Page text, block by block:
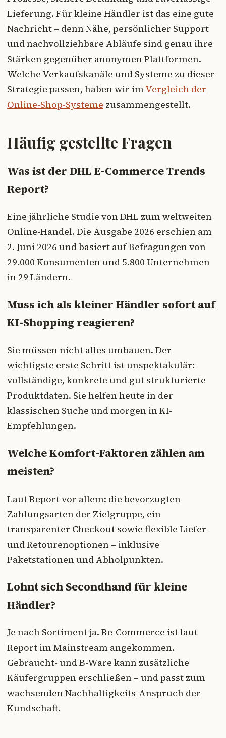
Lieferung. Für kleine Händler ist das eine gute
Nachricht – denn Nähe, persönlicher Support
und nachvollziehbare Abläufe sind genau ihre
Stärken gegenüber anonymen Plattformen.
Welche Verkaufskanäle und Systeme zu dieser
Strategie passen, haben wir imVergleich der
Online-Shop-Systeme zusammengestellt.
Häufig gestellte Fragen
Was ist der DHL E-Commerce Trends
Report?
Eine jährliche Studie von DHL zum weltweiten
Online-Handel. Die Ausgabe 2026 erschien am
2. Juni 2026 und basiert auf Befragungen von
29.000 Konsumenten und 5.800 Unternehmen
in 29 Ländern.
Muss ich als kleiner Händler sofort auf
KI-Shopping reagieren?
Sie müssen nicht alles umbauen. Der
wichtigste erste Schritt ist unspektakulär:
vollständige, konkrete und gut strukturierte
Produktdaten. Sie helfen heute in der
klassischen Suche und morgen in KI-
Empfehlungen.
Welche Komfort-Faktoren zählen am
meisten?
Laut Report vor allem: die bevorzugten
Zahlungsarten der Zielgruppe, ein
transparenter Checkout sowie flexible Liefer-
und Retourenoptionen – inklusive
Paketstationen und Abholpunkten.
Lohnt sich Secondhand für kleine
Händler?
Je nach Sortiment ja. Re-Commerce ist laut
Report im Mainstream angekommen.
Gebraucht- und B-Ware kann zusätzliche
Käufergruppen erschließen – und passt zum
wachsenden Nachhaltigkeits-Anspruch der
Kundschaft.